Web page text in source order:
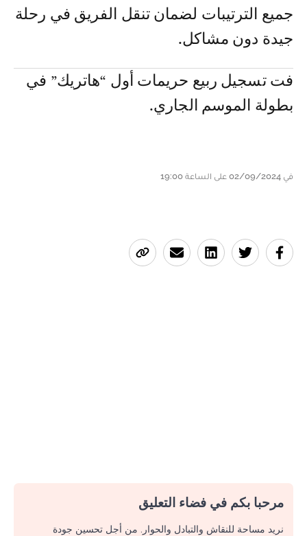
جميع الترتيبات لضمان تنقل الفريق في رحلة
جيدة دون مشاكل.
فت تسجيل ربيع حريمات أول “هاتريك” في
بطولة الموسم الجاري.
في 02/09/2024 على الساعة 19:00
مرحبا بكم في فضاء التعليق
نريد مساحة للنقاش والتبادل والحوار. من أجل تحسين جودة